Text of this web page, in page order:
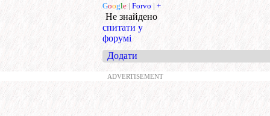
Google | Forvo | +
Не знайдено
спитати у
форумі
Додати
ADVERTISEMENT